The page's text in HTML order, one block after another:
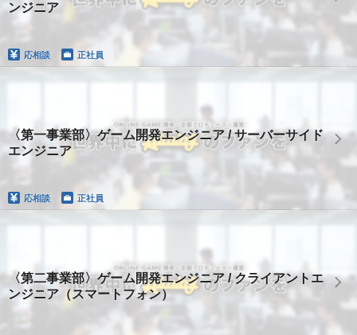
ンジニア
応相談 正社員
〈第一事業部〉ゲーム開発エンジニア / サーバーサイド
エンジニア
応相談 正社員
〈第二事業部〉ゲーム開発エンジニア / クライアントエ
ンジニア（スマートフォン）